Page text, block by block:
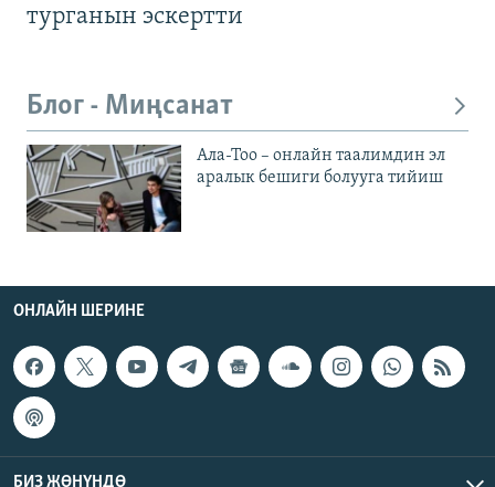
турганын эскертти
Блог - Миңсанат
Ала-Тоо – онлайн таалимдин эл
аралык бешиги болууга тийиш
ОНЛАЙН ШЕРИНЕ
БИЗ ЖӨНҮНДӨ